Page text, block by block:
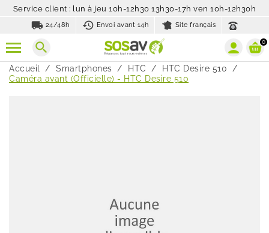
Service client : lun à jeu 10h-12h30 13h30-17h ven 10h-12h30h
local_shipping 24/48h history_toggle_off
Envoi avant 14h Site français
search 0
Accueil Smartphones HTC
HTC Desire 510
Caméra avant (Officielle) - HTC Desire 510